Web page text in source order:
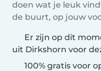
doen wat je leuk
de buurt, op jouw
Er zijn op dit
uit Dirkshorn voor
100% gratis voor